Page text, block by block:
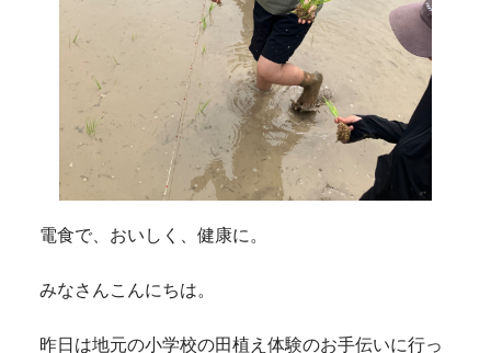
電食で、おいしく、健康に。
みなさんこんにちは。
昨日は地元の小学校の田植え体験のお手伝いに行っ